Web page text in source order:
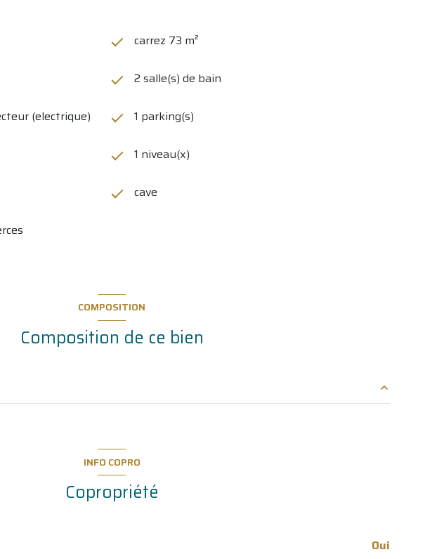
carrez 73 m²
2 salle(s) de bain
(electrique) 1 parking(s)
1 niveau(x)
cave
COMPOSITION
Composition de ce bien
INFO COPRO
Copropriété
Oui